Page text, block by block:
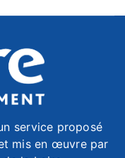
service proposé
mis en œuvre par